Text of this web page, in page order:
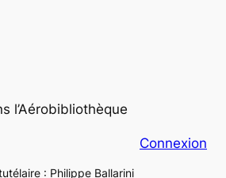
l’Aérobibliothèque
Connexion
: Philippe Ballarini